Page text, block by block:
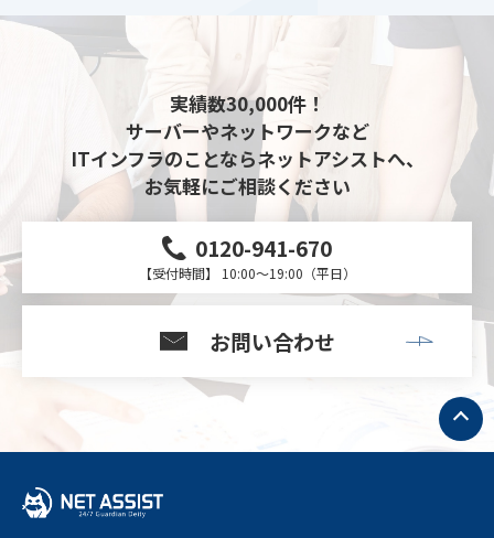
実績数30,000件！
サーバーやネットワークなど
ITインフラのことならネットアシストへ、
お気軽にご相談ください
0120-941-670
【受付時間】 10:00～19:00（平日）
お問い合わせ
ト
ッ
プ
へ